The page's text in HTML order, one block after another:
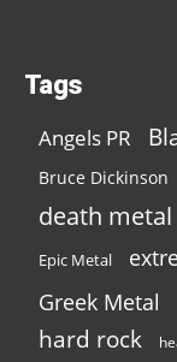
Tags
Angels PR
Bruce Dickinson
death metal
Epic Metal
Greek Metal
hard rock